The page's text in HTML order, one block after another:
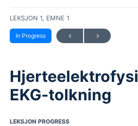
LEKSJON 1, EMNE 1
In Progress
EKG-tolkning
LEKSJON PROGRESS